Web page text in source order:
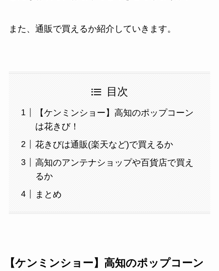
また、通販で買えるか紹介していきます。
目次
【ケンミンショー】高知のポップコーン
は花きび！
花きびは通販(楽天など)で買えるか
高知のアンテナショップや百貨店で買え
るか
まとめ
【ケンミンショー】高知のポップコーン